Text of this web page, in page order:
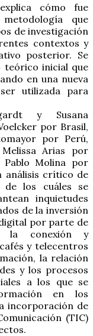
cómo fue
que
de investigación
contextos y
posterior. Se
teórico inicial que
en una nueva
utilizada para
y Susana
por Brasil,
por Perú,
Arias por
Molina por
análisis crítico de
los cuáles se
inquietudes
de la inversión
por parte de
la conexión y
y telecentros
la relación
y los procesos
a los que se
en los
incorporación de
(TIC)